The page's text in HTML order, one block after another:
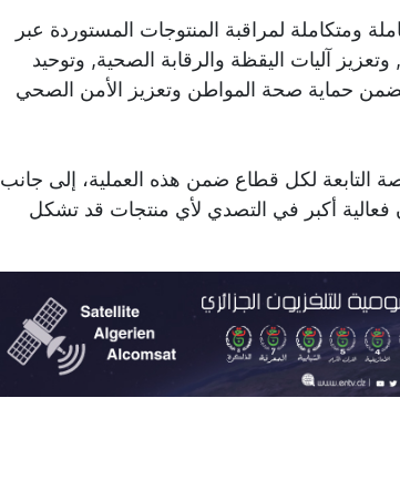
ومتكاملة لمراقبة المنتوجات المستوردة عبر
آليات اليقظة والرقابة الصحية, وتوحيد
يضمن حماية صحة المواطن وتعزيز الأمن الصحي
التابعة لكل قطاع ضمن هذه العملية، إلى جانب
فعالية أكبر في التصدي لأي منتجات قد تشكل